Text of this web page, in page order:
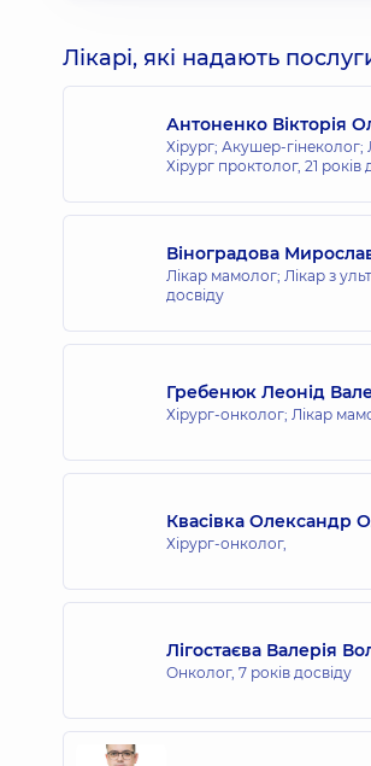
Лікарі, які надають
Антоненко Вікторія
Хірург; Акушер-гінеколог;
Хірург проктолог, 21 років
Віноградова
Лікар мамолог; Лікар з
досвіду
Гребенюк Леонід
Хірург-онколог; Лікар
Квасівка Олександр
Хірург-онколог,
Лігостаєва Валерія
Онколог, 7 років досвіду